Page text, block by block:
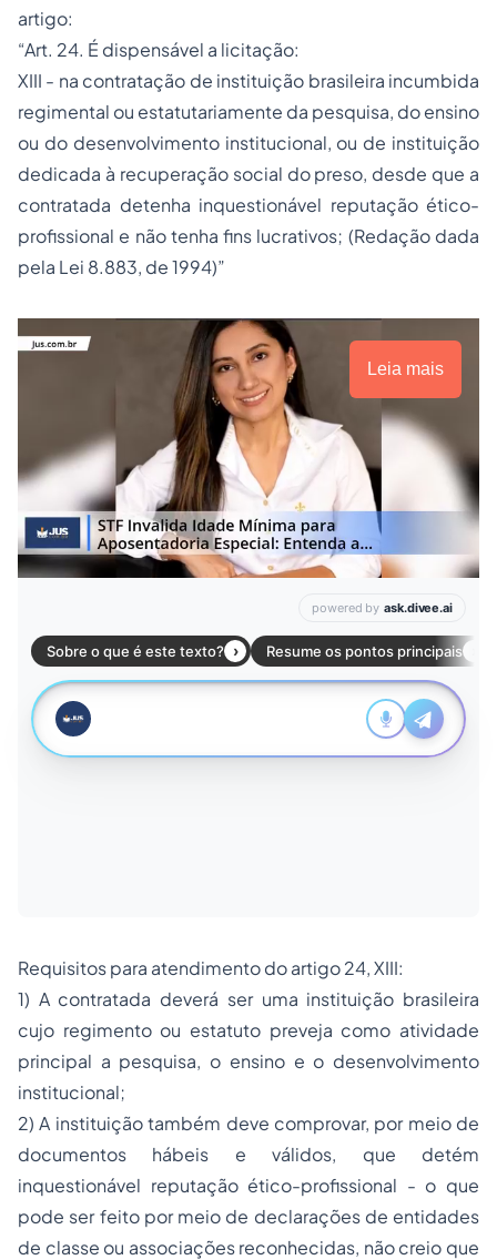
artigo:
“Art. 24. É dispensável a licitação:
XIII - na contratação de instituição brasileira incumbida
regimental ou estatutariamente da pesquisa, do ensino
ou do desenvolvimento institucional, ou de instituição
dedicada à recuperação social do preso, desde que a
contratada detenha inquestionável reputação ético-
profissional e não tenha fins lucrativos; (Redação dada
pela Lei 8.883, de 1994)”
Leia mais
Requisitos para atendimento do artigo 24, XIII:
1) A contratada deverá ser uma instituição brasileira
cujo regimento ou estatuto preveja como atividade
principal a pesquisa, o ensino e o desenvolvimento
institucional;
2) A instituição também deve comprovar, por meio de
documentos hábeis e válidos, que detém
inquestionável reputação ético-profissional - o que
pode ser feito por meio de declarações de entidades
de classe ou associações reconhecidas, não creio que